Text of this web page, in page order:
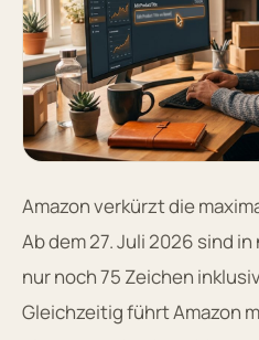
Amazon verkürzt die
Ab dem 27. Juli 2026 sind
nur noch 75 Zeichen
Gleichzeitig führt Amazon